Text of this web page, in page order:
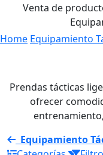
Venta de
Home Equipamiento
Prendas tácticas
ofrecer
Equipamiento